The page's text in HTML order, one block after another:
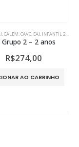
CALEM CAVC EAJ INFANTIL 2 ANOS
Grupo 2 – 2 anos
R$274,00
AO CARRINHO